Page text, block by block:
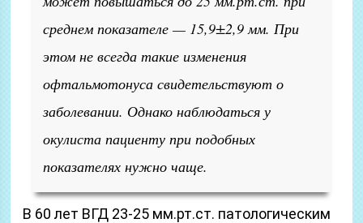
среднем показателе — 15,9±2,9 мм. При
этом не всегда такие изменения
офтальмотонуса свидетельствуют о
заболевании. Однако наблюдаться у
окулиста пациенту при подобных
показателях нужно чаще.
В 60 лет ВГД 23-25 мм.рт.ст. патологическим